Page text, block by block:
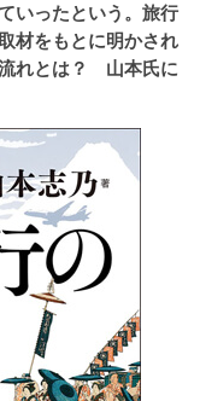
いったという。旅行
材をもとに明かされ
れとは？ 山本氏に